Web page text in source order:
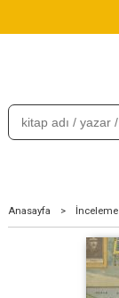
Anasayfa >